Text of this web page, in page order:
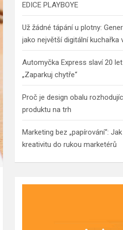
EDICE PLAYBOYE
Už žádné tápání u plotny:
jako největší digitální kuchařka
Automyčka Express slaví 20
„Zaparkuj chytře“
Proč je design obalu
produktu na trh
Marketing bez „papírování“:
kreativitu do rukou marketérů